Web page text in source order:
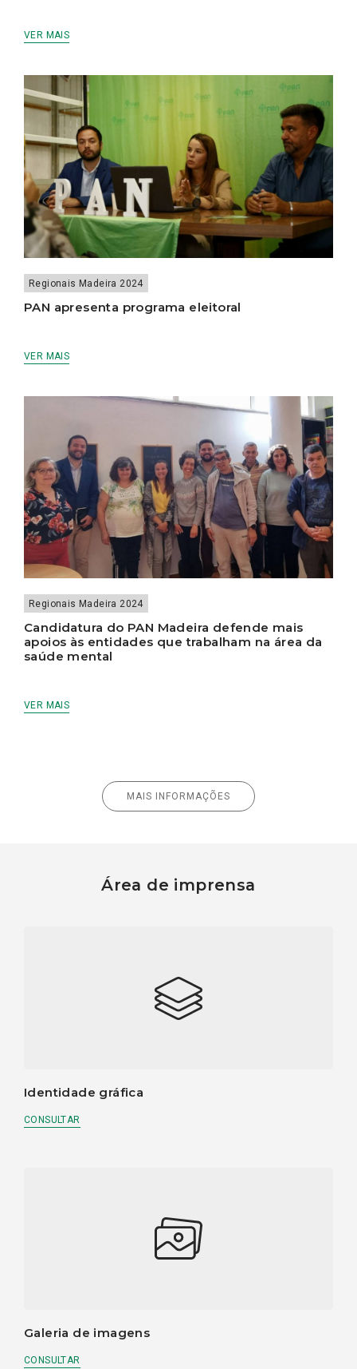
VER MAIS
Regionais Madeira 2024
PAN apresenta programa eleitoral
VER MAIS
Regionais Madeira 2024
Candidatura do PAN Madeira defende mais
apoios às entidades que trabalham na área da
saúde mental
VER MAIS
MAIS INFORMAÇÕES
Área de imprensa
Identidade gráfica
CONSULTAR
Galeria de imagens
CONSULTAR